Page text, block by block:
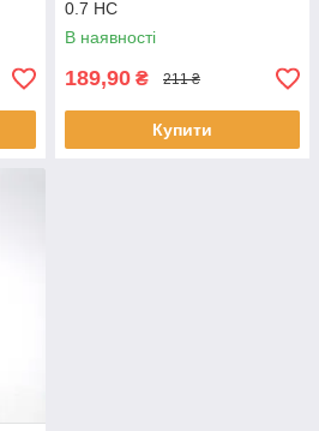
0.7 HC
В наявності
189,90 ₴ 211 ₴
Купити